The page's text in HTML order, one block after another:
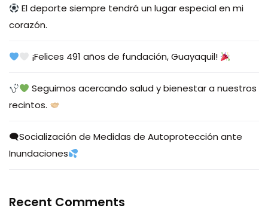
El deporte siempre tendrá un lugar especial en mi
corazón.
¡Felices 491 años de fundación, Guayaquil!
Seguimos acercando salud y bienestar a nuestros
recintos.
🗨Socialización de Medidas de Autoprotección ante
Inundaciones
Recent Comments